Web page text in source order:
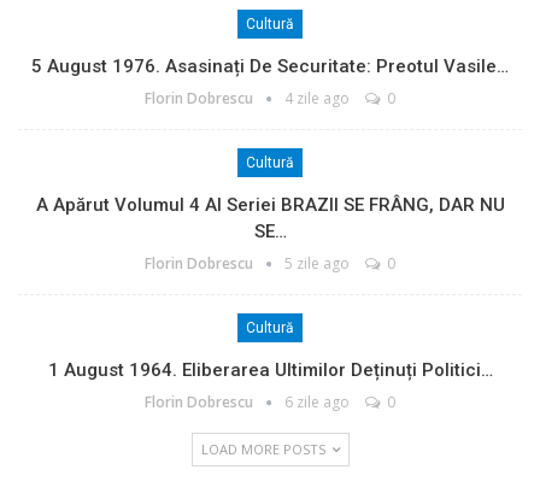
Cultură
5 August 1976. Asasinați De Securitate: Preotul Vasile…
Florin Dobrescu 4 zile ago 0
Cultură
A Apărut Volumul 4 Al Seriei BRAZII SE FRÂNG, DAR NU
SE…
Florin Dobrescu 5 zile ago 0
Cultură
1 August 1964. Eliberarea Ultimilor Deținuți Politici…
Florin Dobrescu 6 zile ago 0
LOAD MORE POSTS